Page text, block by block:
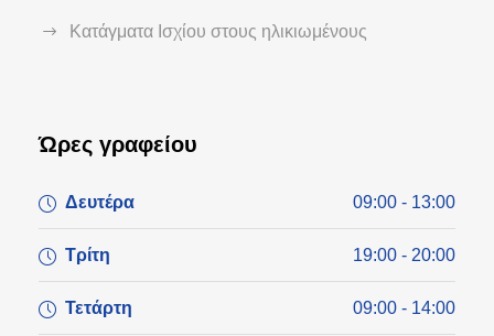
Κατάγματα Ισχίου στους ηλικιωμένους
Ώρες γραφείου
Δευτέρα 09:00 - 13:00
Τρίτη 19:00 - 20:00
Τετάρτη 09:00 - 14:00